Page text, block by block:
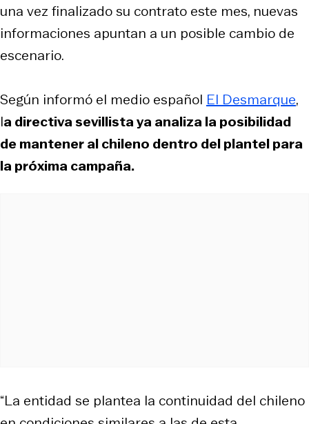
una vez finalizado su contrato este mes, nuevas
informaciones apuntan a un posible cambio de
escenario.
Según informó el medio español El Desmarque,
la directiva sevillista ya analiza la posibilidad
de mantener al chileno dentro del plantel para
la próxima campaña.
“La entidad se plantea la continuidad del chileno